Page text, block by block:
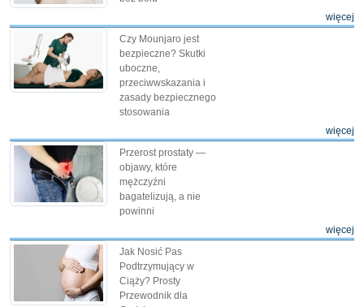
więcej
Czy Mounjaro jest
bezpieczne? Skutki
uboczne,
przeciwwskazania i
zasady bezpiecznego
stosowania
więcej
Przerost prostaty —
objawy, które
mężczyźni
bagatelizują, a nie
powinni
więcej
Jak Nosić Pas
Podtrzymujący w
Ciąży? Prosty
Przewodnik dla